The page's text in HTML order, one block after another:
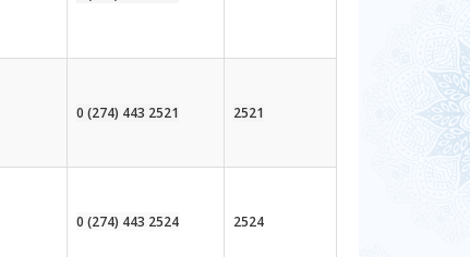
0 (274) 443 2521 2521
0 (274) 443 2524 2524